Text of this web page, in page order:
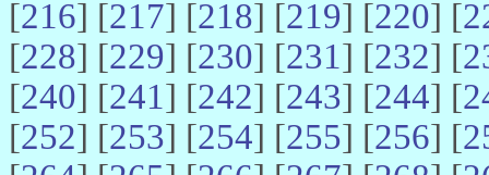
[216] [217] [218] [219] [220] [
[228] [229] [230] [231] [232] [
[240] [241] [242] [243] [244] [
[252] [253] [254] [255] [256] [